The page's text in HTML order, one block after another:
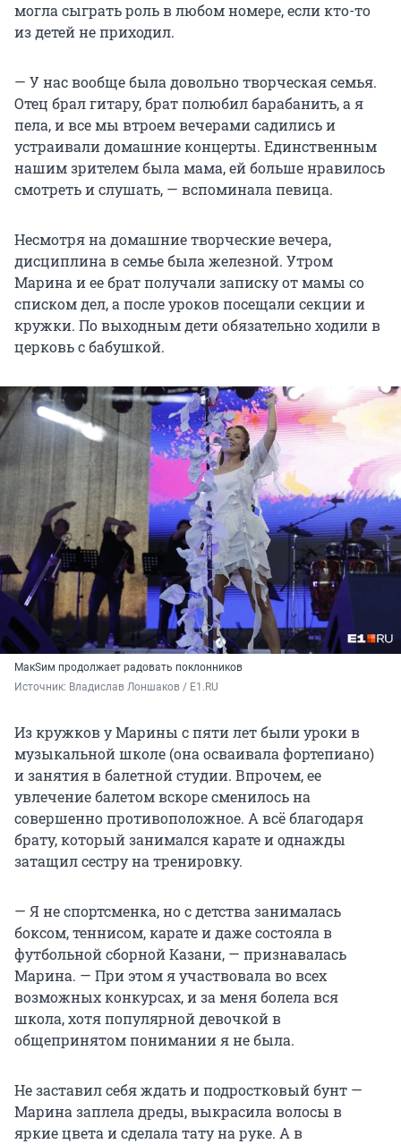
могла сыграть роль в любом номере, если кто-то
из детей не приходил.
— У нас вообще была довольно творческая семья.
Отец брал гитару, брат полюбил барабанить, а я
пела, и все мы втроем вечерами садились и
устраивали домашние концерты. Единственным
нашим зрителем была мама, ей больше нравилось
смотреть и слушать, — вспоминала певица.
Несмотря на домашние творческие вечера,
дисциплина в семье была железной. Утром
Марина и ее брат получали записку от мамы со
списком дел, а после уроков посещали секции и
кружки. По выходным дети обязательно ходили в
церковь с бабушкой.
МакSим продолжает радовать поклонников
Источник: Владислав Лоншаков / E1.RU
Из кружков у Марины с пяти лет были уроки в
музыкальной школе (она осваивала фортепиано)
и занятия в балетной студии. Впрочем, ее
увлечение балетом вскоре сменилось на
совершенно противоположное. А всё благодаря
брату, который занимался карате и однажды
затащил сестру на тренировку.
— Я не спортсменка, но с детства занималась
боксом, теннисом, карате и даже состояла в
футбольной сборной Казани, — признавалась
Марина. — При этом я участвовала во всех
возможных конкурсах, и за меня болела вся
школа, хотя популярной девочкой в
общепринятом понимании я не была.
Не заставил себя ждать и подростковый бунт —
Марина заплела дреды, выкрасила волосы в
яркие цвета и сделала тату на руке. А в